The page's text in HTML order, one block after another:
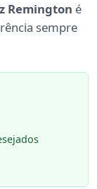
Remington é
sempre